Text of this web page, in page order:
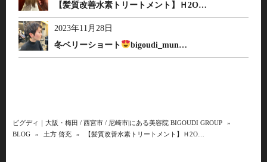
【髪質改善水素トリートメント】Ｈ2O…
2023年11月28日
冬ベリーショート
bigoudi_mun…
ビグディ｜大阪・梅田 / 西宮市 / 尼崎市|にある美容院 BIGOUDI GROUP
»
BLOG
» 土方 啓充 » 【髪質改善水素トリートメント】Ｈ2O…